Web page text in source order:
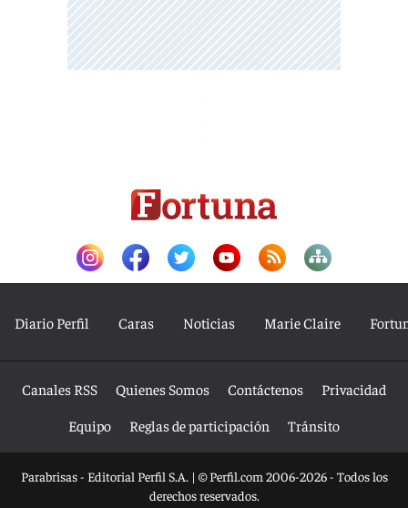
Diario Perfil Caras Noticias Marie Claire
Canales RSS Quienes Somos Contáctenos
Privacidad
Equipo
Reglas de participación Tránsito
Parabrisas - Editorial Perfil S.A. | © Perfil.com 2006-2026 - Todos los
derechos reservados.